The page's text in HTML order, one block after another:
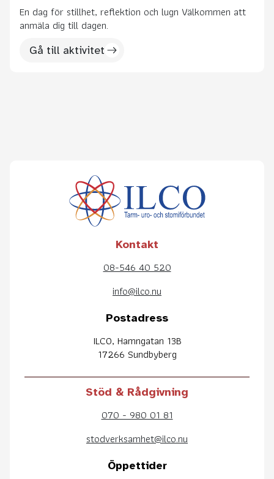
En dag för stillhet, reflektion och lugn Välkommen att
anmäla dig till dagen.
Gå till aktivitet
Kontakt
08-546 40 520
info@ilco.nu
Postadress
ILCO, Hamngatan 13B
17266 Sundbyberg
Stöd & Rådgivning
070 - 980 01 81
stodverksamhet@ilco.nu
Öppettider